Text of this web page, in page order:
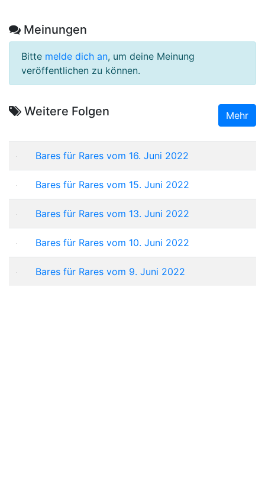
Meinungen
Bitte melde dich an, um deine Meinung
veröffentlichen zu können.
Weitere Folgen Mehr
Bares für Rares vom 16. Juni 2022
Bares für Rares vom 15. Juni 2022
Bares für Rares vom 13. Juni 2022
Bares für Rares vom 10. Juni 2022
Bares für Rares vom 9. Juni 2022